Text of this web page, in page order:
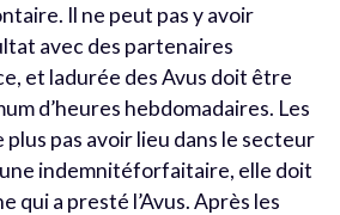
Il ne peut pas y avoir
avec des partenaires
et ladurée des Avus doit être
d’heures hebdomadaires. Les
pas avoir lieu dans le secteur
une indemnitéforfaitaire, elle doit
qui a presté l’Avus. Après les